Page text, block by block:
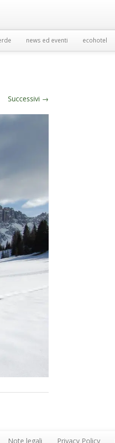
news ed eventi ecohotel
Successivi →
Note legali Privacy Policy